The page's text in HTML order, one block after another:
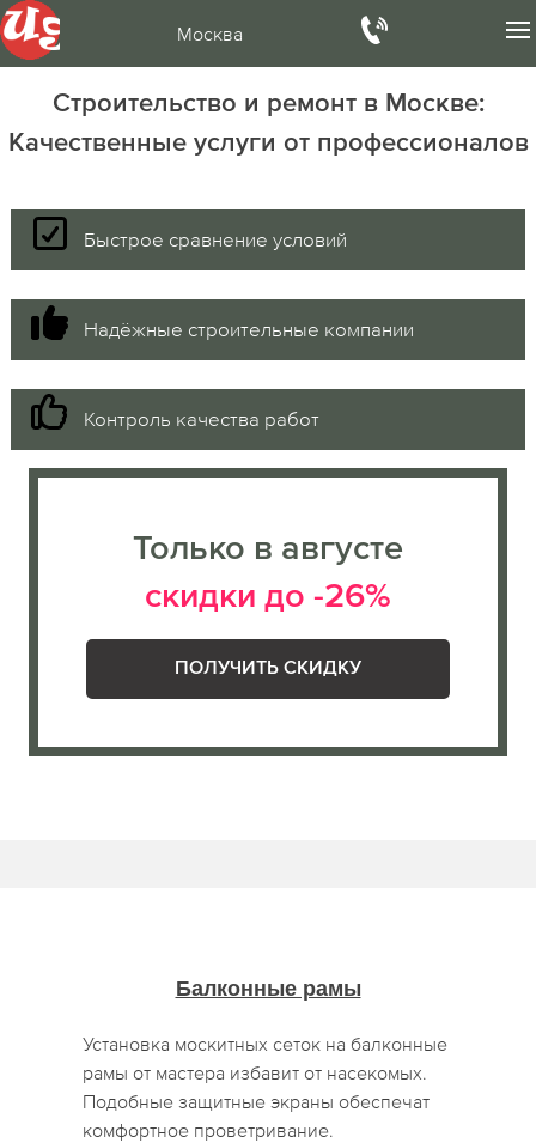
Москва
Строительство и ремонт в Москве:
Качественные услуги от профессионалов
Быстрое сравнение условий
Надёжные строительные компании
Контроль качества работ
Только в августе
скидки до -26%
ПОЛУЧИТЬ СКИДКУ
Балконные рамы
Установка москитных сеток на балконные
рамы от мастера избавит от насекомых.
Подобные защитные экраны обеспечат
комфортное проветривание.